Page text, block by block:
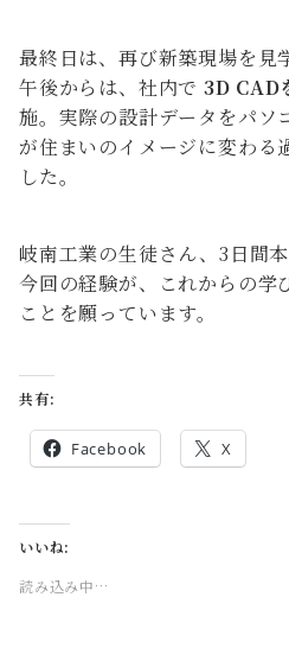
最終日は、再び新築現場を見
午後からは、社内で 3D CAD
施。実際の設計データをパソ
が住まいのイメージに変わる
した。
岐南工業の生徒さん、3日間
今回の経験が、これからの学
ことを願っています。
共有:
Facebook X
いいね:
読み込み中…